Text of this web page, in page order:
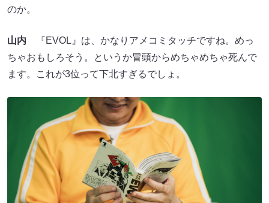
のか。
山内 『EVOL』は、かなりアメコミタッチですね。めっ
ちゃおもしろそう。というか冒頭からめちゃめちゃ死んで
ます。これが3位って下北すぎるでしょ。